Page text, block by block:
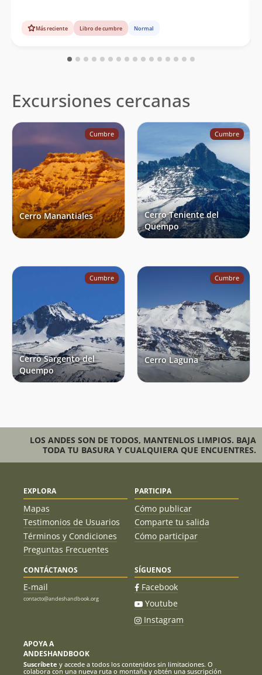
Más reciente Libro de cumbre Normal
Excursiones cercanas
Cumbre
Cerro Manantiales
Cumbre
Cerro Teniente del
Quempo
Cumbre
Cerro Sargento del
Quempo
Cumbre
Cerro Laguna
LOS ANDES SON DE TODOS, MANTENLOS LIMPIOS. BAJA
TODA TU BASURA Y CUALQUIERA QUE ENCUENTRES.
EXPLORA
Mapas
Testimonios de Usuarios
Términos y Condiciones
Preguntas Frecuentes
PARTICIPA
Cómo publicar
Comparte tu salida
Cómo participar
CONTÁCTANOS
E-mail
contacto@andeshandbook.org
SÍGUENOS
Facebook
Youtube
Instagram
APOYA A
ANDESHANDBOOK
Suscríbete y accede a todos los contenidos sin limitaciones. O
colabora con una nueva ruta o montaña y obtén una suscripción